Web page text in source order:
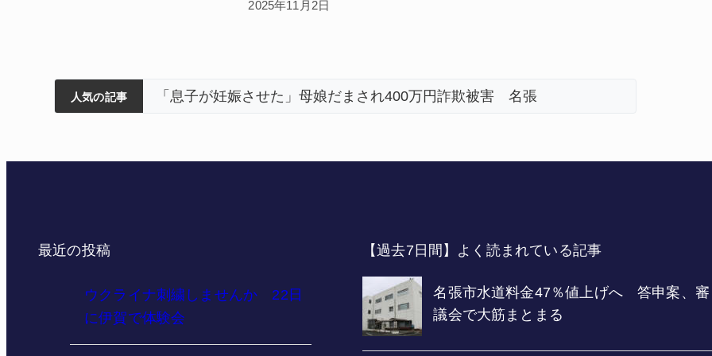
2025年11月2日
人気の記事
ィアで清掃 伊賀
3回目の派遣 特産「白鳳梨」の出荷最盛期 直売所にぎわう 伊賀
最近の投稿
ウクライナ刺繍しませんか 22日
に伊賀で体験会
【過去7日間】よく読まれている記事